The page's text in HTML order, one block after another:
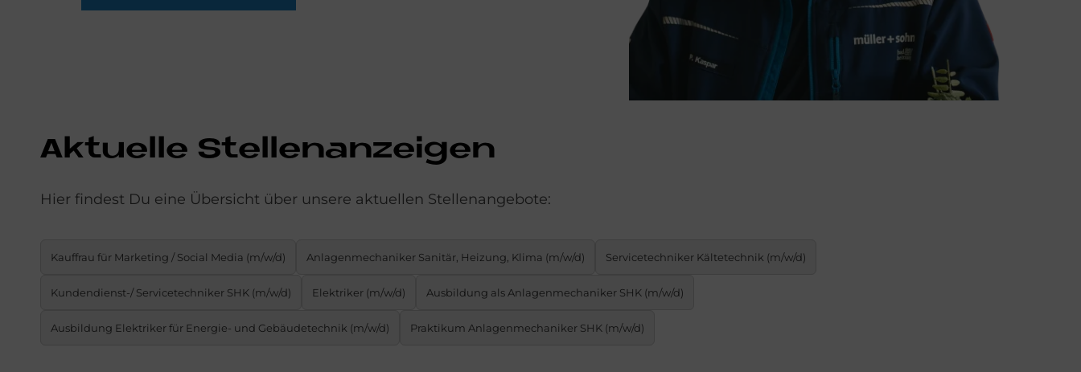
Ak­tu­el­le Stel­len­an­zei­gen
Hier findest Du eine Übersicht über unsere aktuellen Stellenangebote:
Kauffrau für Marketing / Social Media (m/w/d) Anlagenmechaniker Sanitär, Heizung, Klima (m/w/d) Servicetechniker Kältetechnik (m/w/d)
Kundendienst-/ Servicetechniker SHK (m/w/d) Elektriker (m/w/d) Ausbildung als Anlagenmechaniker SHK (m/w/d)
Aus­bil­dung Elektriker für Energie- und Gebäudetechnik (m/w/d) Praktikum An­la­gen­me­cha­ni­ker SHK (m/w/d)